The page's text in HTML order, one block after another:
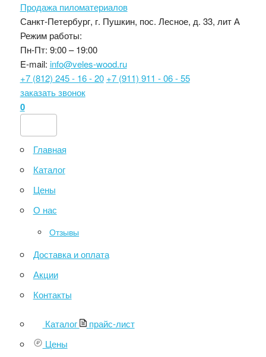
Продажа пиломатериалов
Санкт-Петербург, г. Пушкин, пос. Лесное, д. 33, лит А
Режим работы:
Пн-Пт: 9:00 – 19:00
E-mail: info@veles-wood.ru
+7 (812) 245 - 16 - 20 +7 (911) 911 - 06 - 55
заказать звонок
0
Главная
Каталог
Цены
О нас
Отзывы
Доставка и оплата
Акции
Контакты
Каталог
прайс-лист
Цены